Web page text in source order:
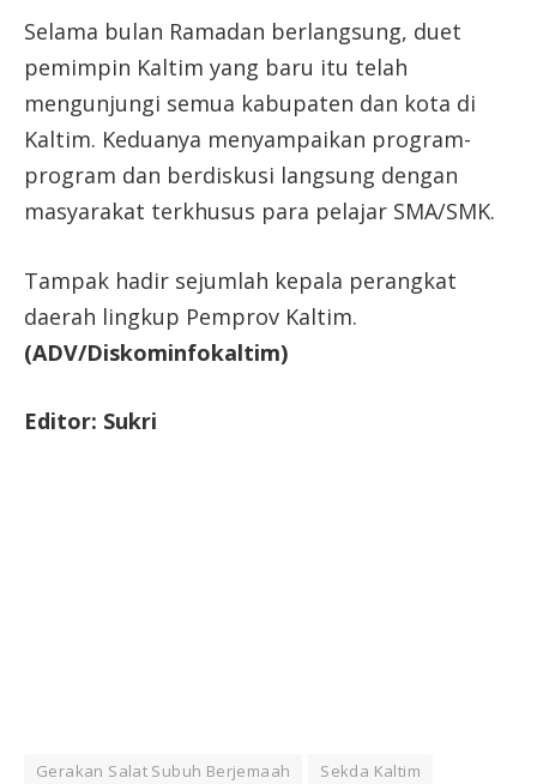
Selama bulan Ramadan berlangsung, duet
pemimpin Kaltim yang baru itu telah
mengunjungi semua kabupaten dan kota di
Kaltim. Keduanya menyampaikan program-
program dan berdiskusi langsung dengan
masyarakat terkhusus para pelajar SMA/SMK.
Tampak hadir sejumlah kepala perangkat
daerah lingkup Pemprov Kaltim.
(ADV/Diskominfokaltim)
Editor: Sukri
Gerakan Salat Subuh Berjemaah
Sekda Kaltim